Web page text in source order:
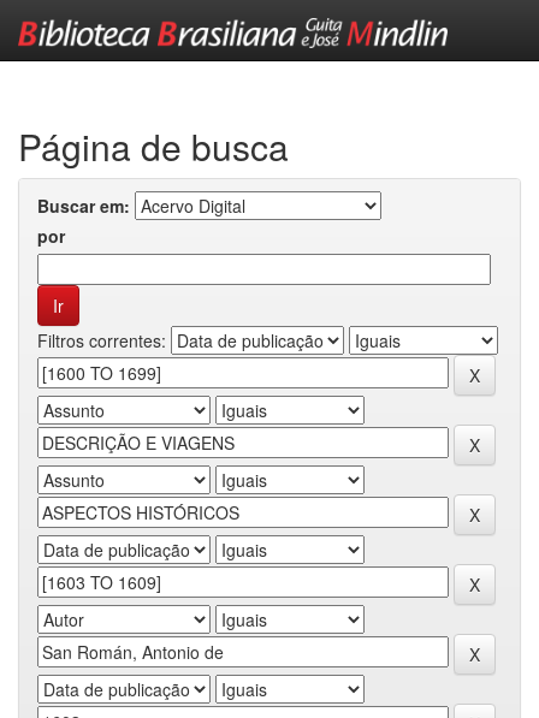
Página de busca
Buscar em:
por
Filtros correntes: